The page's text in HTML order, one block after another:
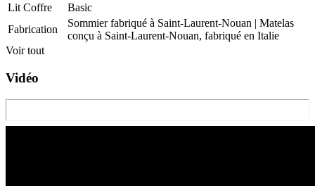
Lit Coffre
Basic
Fabrication
Sommier fabriqué à Saint-Laurent-Nouan | Matelas
conçu à Saint-Laurent-Nouan, fabriqué en Italie
Voir tout
Vidéo